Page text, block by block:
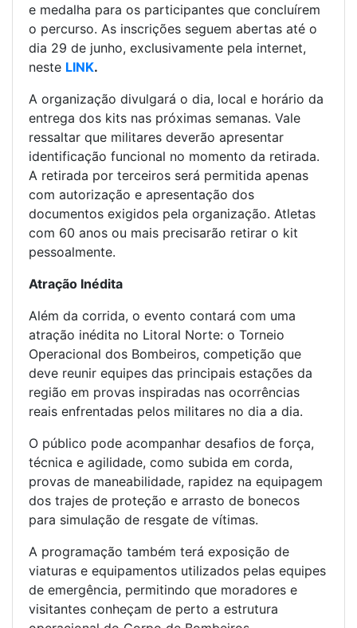
e medalha para os participantes que concluírem
o percurso. As inscrições seguem abertas até o
dia 29 de junho, exclusivamente pela internet,
neste LINK.
A organização divulgará o dia, local e horário da
entrega dos kits nas próximas semanas. Vale
ressaltar que militares deverão apresentar
identificação funcional no momento da retirada.
A retirada por terceiros será permitida apenas
com autorização e apresentação dos
documentos exigidos pela organização. Atletas
com 60 anos ou mais precisarão retirar o kit
pessoalmente.
Atração Inédita
Além da corrida, o evento contará com uma
atração inédita no Litoral Norte: o Torneio
Operacional dos Bombeiros, competição que
deve reunir equipes das principais estações da
região em provas inspiradas nas ocorrências
reais enfrentadas pelos militares no dia a dia.
O público pode acompanhar desafios de força,
técnica e agilidade, como subida em corda,
provas de maneabilidade, rapidez na equipagem
dos trajes de proteção e arrasto de bonecos
para simulação de resgate de vítimas.
A programação também terá exposição de
viaturas e equipamentos utilizados pelas equipes
de emergência, permitindo que moradores e
visitantes conheçam de perto a estrutura